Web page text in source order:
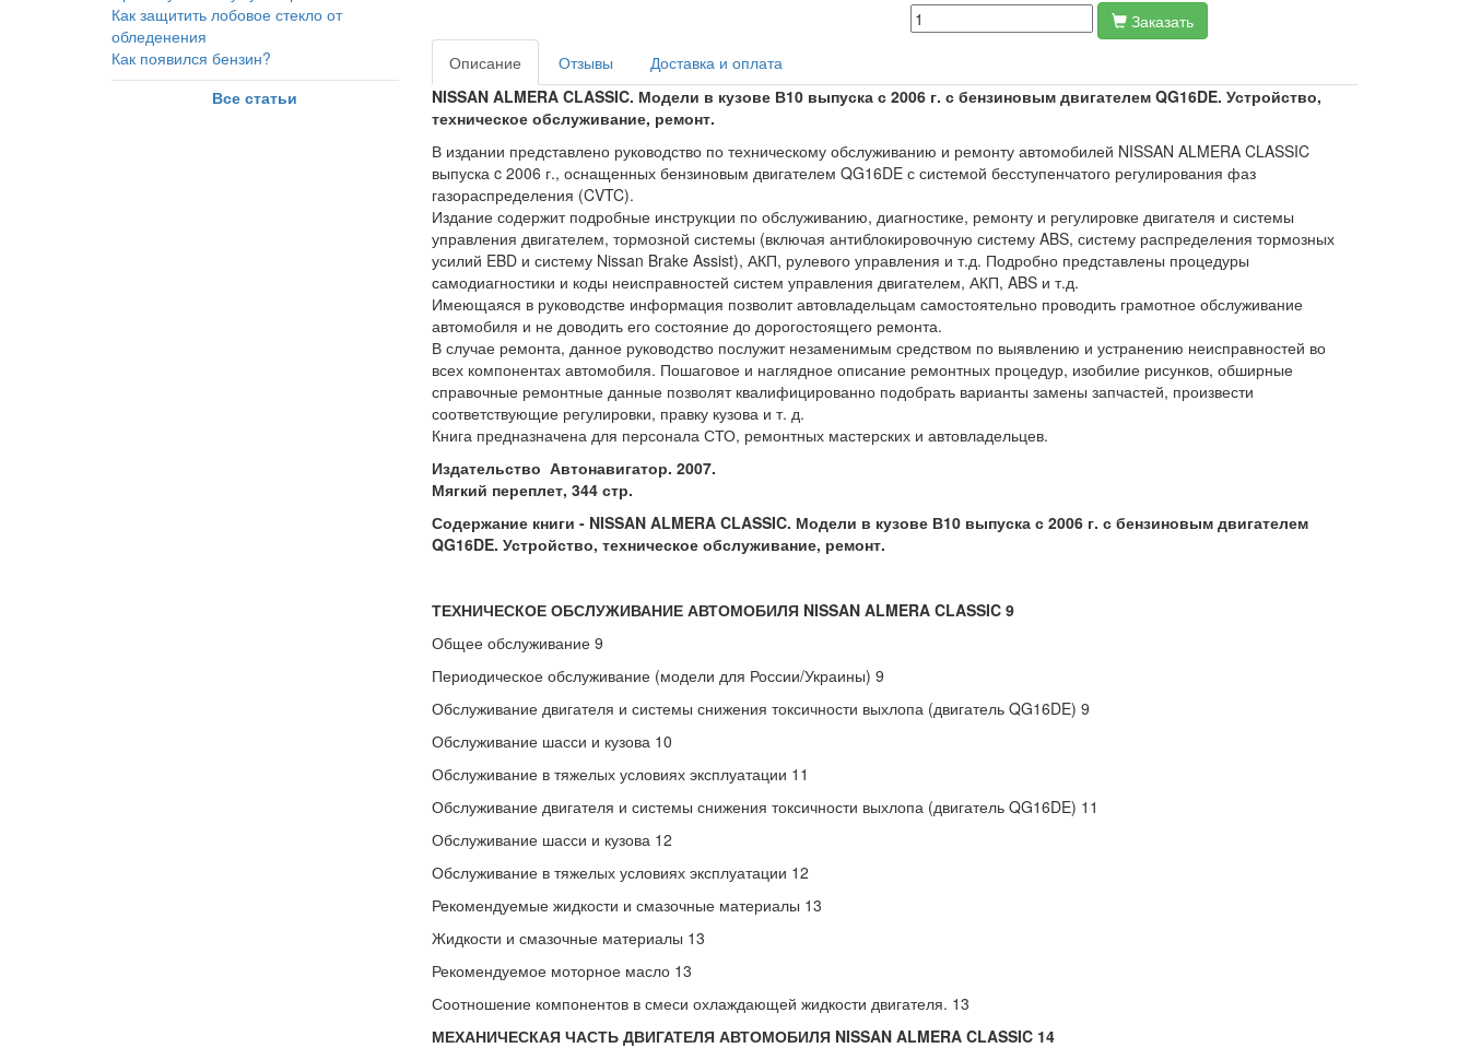
Как защитить лобовое стекло от
обледенения
Как появился бензин?
Все статьи
Заказать
Описание
Отзывы
Доставка и оплата
NISSAN ALMERA CLASSIC. Модели в кузове В10 выпуска с 2006 г. с бензиновым двигателем QG16DE. Устройство,
техническое обслуживание, ремонт.
В издании представлено руководство по техническому обслуживанию и ремонту автомобилей NISSAN ALMERA CLASSIC
выпуска c 2006 г., оснащенных бензиновым двигателем QG16DE с системой бесступенчатого регулирования фаз
газораспределения (CVTC).
Издание содержит подробные инструкции по обслуживанию, диагностике, ремонту и регулировке двигателя и системы
управления двигателем, тормозной системы (включая антиблокировочную систему ABS, систему распределения тормозных
усилий EBD и систему Nissan Brake Assist), АКП, рулевого управления и т.д. Подробно представлены процедуры
самодиагностики и коды неисправностей систем управления двигателем, АКП, ABS и т.д.
Имеющаяся в руководстве информация позволит автовладельцам самостоятельно проводить грамотное обслуживание
автомобиля и не доводить его состояние до дорогостоящего ремонта.
В случае ремонта, данное руководство послужит незаменимым средством по выявлению и устранению неисправностей во
всех компонентах автомобиля. Пошаговое и наглядное описание ремонтных процедур, изобилие рисунков, обширные
справочные ремонтные данные позволят квалифицированно подобрать варианты замены запчастей, произвести
соответствующие регулировки, правку кузова и т. д.
Книга предназначена для персонала СТО, ремонтных мастерских и автовладельцев.
Издательство Автонавигатор. 2007.
Мягкий переплет, 344 стр.
Содержание книги - NISSAN ALMERA CLASSIC. Модели в кузове В10 выпуска с 2006 г. с бензиновым двигателем
QG16DE. Устройство, техническое обслуживание, ремонт.
ТЕХНИЧЕСКОЕ ОБСЛУЖИВАНИЕ АВТОМОБИЛЯ NISSAN ALMERA CLASSIC 9
Общее обслуживание 9
Периодическое обслуживание (модели для России/Украины) 9
Обслуживание двигателя и системы снижения токсичности выхлопа (двигатель QG16DE) 9
Обслуживание шасси и кузова 10
Обслуживание в тяжелых условиях эксплуатации 11
Обслуживание двигателя и системы снижения токсичности выхлопа (двигатель QG16DE) 11
Обслуживание шасси и кузова 12
Обслуживание в тяжелых условиях эксплуатации 12
Рекомендуемые жидкости и смазочные материалы 13
Жидкости и смазочные материалы 13
Рекомендуемое моторное масло 13
Соотношение компонентов в смеси охлаждающей жидкости двигателя. 13
МЕХАНИЧЕСКАЯ ЧАСТЬ ДВИГАТЕЛЯ АВТОМОБИЛЯ NISSAN ALMERA CLASSIC 14